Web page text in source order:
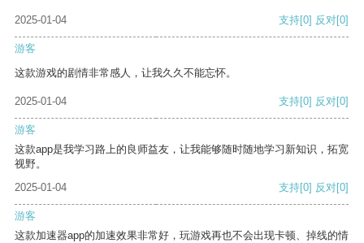
2025-01-04 支持[0] 反对[0]
游客
这款游戏的剧情非常感人，让我久久不能忘怀。
2025-01-04 支持[0] 反对[0]
游客
这款app是我学习路上的良师益友，让我能够随时随地学习新知识，拓宽
视野。
2025-01-04
支持[0] 反对[0]
游客
这款加速器app的加速效果非常好，玩游戏再也不会出现卡顿、掉线的情